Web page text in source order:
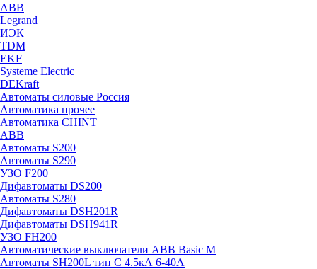
ABB
Legrand
ИЭК
TDM
EKF
Systeme Electric
DEKraft
Автоматы силовые Россия
Автоматика прочее
Автоматика CHINT
ABB
Автоматы S200
Автоматы S290
УЗО F200
Дифавтоматы DS200
Автоматы S280
Дифавтоматы DSH201R
Дифавтоматы DSH941R
УЗО FH200
Автоматические выключатели ABB Basic M
Автоматы SH200L тип С 4.5кА 6-40А